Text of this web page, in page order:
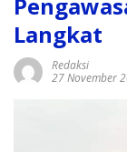
Langkat
Redaksi
27 November